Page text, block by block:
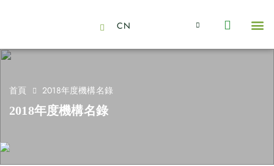
CN
首頁 2018年度機構名錄
2018年度機構名錄